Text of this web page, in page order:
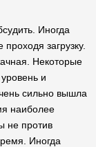
Иногда
загрузку.
Некоторые
и
сильно вышла
наиболее
не против
Иногда